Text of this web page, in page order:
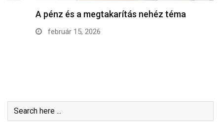
A pénz és a megtakarítás nehéz téma
február 15, 2026